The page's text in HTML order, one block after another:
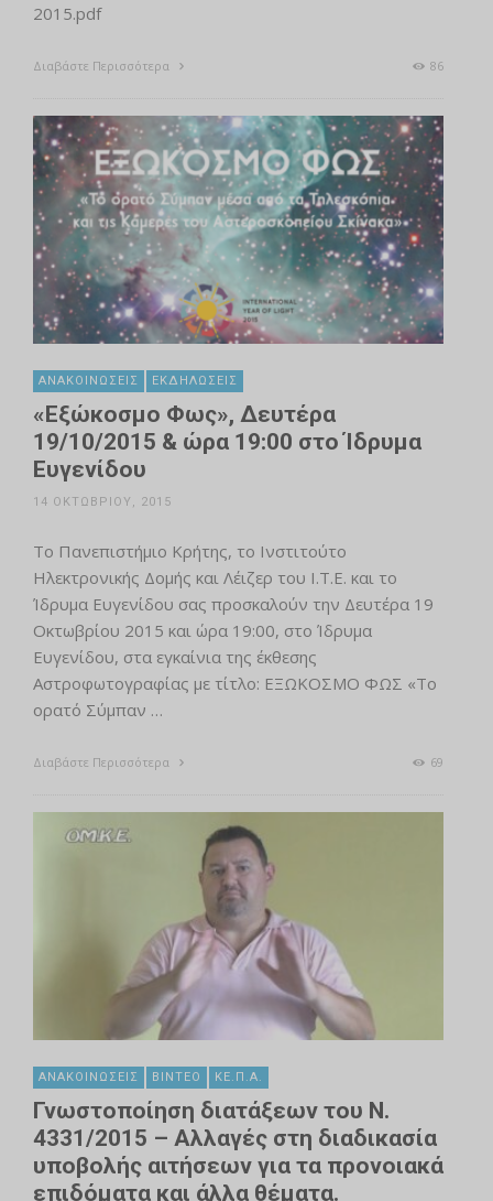
2015.pdf
Διαβάστε Περισσότερα 86
ΑΝΑΚΟΙΝΏΣΕΙΣ ΕΚΔΗΛΏΣΕΙΣ
«Εξώκοσμο Φως», Δευτέρα
19/10/2015 & ώρα 19:00 στο Ίδρυμα
Ευγενίδου
14 ΟΚΤΩΒΡΊΟΥ, 2015
Το Πανεπιστήμιο Κρήτης, το Ινστιτούτο
Ηλεκτρονικής Δομής και Λέιζερ του Ι.Τ.Ε. και το
Ίδρυμα Ευγενίδου σας προσκαλούν την Δευτέρα 19
Οκτωβρίου 2015 και ώρα 19:00, στο Ίδρυμα
Ευγενίδου, στα εγκαίνια της έκθεσης
Αστροφωτογραφίας με τίτλο: ΕΞΩΚΟΣΜΟ ΦΩΣ «Το
ορατό Σύμπαν …
Διαβάστε Περισσότερα 69
ΑΝΑΚΟΙΝΏΣΕΙΣ ΒΊΝΤΕΟ ΚΕ.Π.Α.
Γνωστοποίηση διατάξεων του Ν.
4331/2015 – Αλλαγές στη διαδικασία
υποβολής αιτήσεων για τα προνοιακά
επιδόματα και άλλα θέματα.